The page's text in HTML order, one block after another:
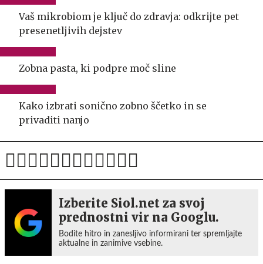
Vaš mikrobiom je ključ do zdravja: odkrijte pet
presenetljivih dejstev
Zobna pasta, ki podpre moč sline
Kako izbrati sonično zobno ščetko in se
privaditi nanjo
Izberite Siol.net za svoj
prednostni vir na Googlu.
Bodite hitro in zanesljivo informirani ter spremljajte
aktualne in zanimive vsebine.